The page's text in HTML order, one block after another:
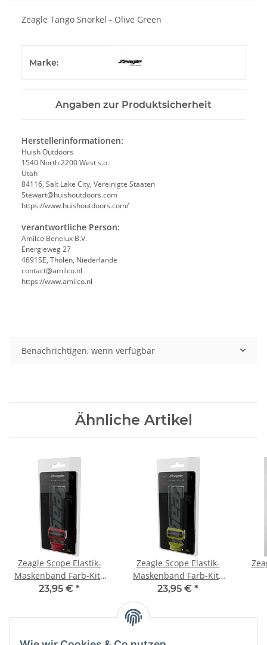
Zeagle Tango Snorkel - Olive Green
Marke:
Angaben zur Produktsicherheit
Herstellerinformationen:
Huish Outdoors
1540 North 2200 West s.o.
Utah
84116, Salt Lake City, Vereinigte Staaten
Stewart@huishoutdoors.com
https://www.huishoutdoors.com/
verantwortliche Person:
Amilco Benelux B.V.
Energieweg 27
4691SE, Tholen, Niederlande
contact@amilco.nl
https://www.amilco.nl
Benachrichtigen, wenn verfügbar
Ähnliche Artikel
Zeagle Scope Elastik-
Maskenband Farb-Kits
rot ELASTIC STRAP RED
23,95 € *
Zeagle Scope Elastik-
Maskenband Farb-Kits
gelb ELASTIC STRAP
YELLOW COLOR KIT
23,95 € *